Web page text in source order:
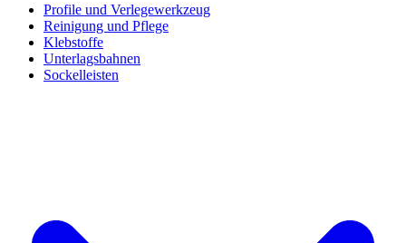
Profile und Verlegewerkzeug
Reinigung und Pflege
Klebstoffe
Unterlagsbahnen
Sockelleisten